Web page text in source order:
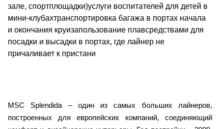
MSC Splendida – один из самых больших лайнеров,
построенных для европейских компаний, соединяющий
зале, спортплощадки)услуги воспитателей для детей в
мини-клубахтранспортировка багажа в портах начала
и окончания круизапользование плавсредствами для
посадки и высадки в портах, где лайнер не
причаливает к пристани